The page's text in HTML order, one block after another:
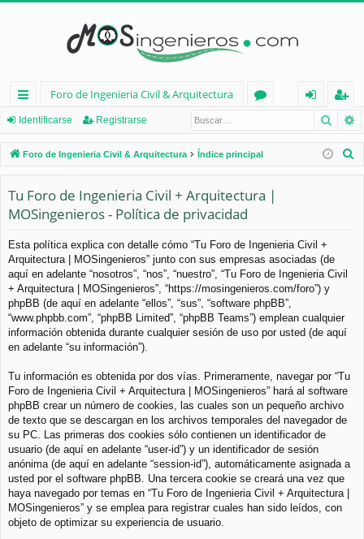
nl
ac
es
rá
pi
d
os
Foro de Ingenieria Civil & Arquitectura
os
nt
ifi
e
eg
ist
ra
Identificarse Registrarse
Foro de Ingenieria Civil & Arquitectura Índice principal
Tu Foro de Ingenieria Civil + Arquitectura |
MOSingenieros - Política de privacidad
Esta política explica con detalle cómo “Tu Foro de Ingenieria Civil +
Arquitectura | MOSingenieros” junto con sus empresas asociadas (de
aquí en adelante “nosotros”, “nos”, “nuestro”, “Tu Foro de Ingenieria Civil
+ Arquitectura | MOSingenieros”, “https://mosingenieros.com/foro”) y
phpBB (de aquí en adelante “ellos”, “sus”, “software phpBB”,
“www.phpbb.com”, “phpBB Limited”, “phpBB Teams”) emplean cualquier
información obtenida durante cualquier sesión de uso por usted (de aquí
en adelante “su información”).
Tu información es obtenida por dos vías. Primeramente, navegar por “Tu
Foro de Ingenieria Civil + Arquitectura | MOSingenieros” hará al software
phpBB crear un número de cookies, las cuales son un pequeño archivo
de texto que se descargan en los archivos temporales del navegador de
su PC. Las primeras dos cookies sólo contienen un identificador de
usuario (de aquí en adelante “user-id”) y un identificador de sesión
anónima (de aquí en adelante “session-id”), automáticamente asignada a
usted por el software phpBB. Una tercera cookie se creará una vez que
haya navegado por temas en “Tu Foro de Ingenieria Civil + Arquitectura |
MOSingenieros” y se emplea para registrar cuales han sido leídos, con
objeto de optimizar su experiencia de usuario.